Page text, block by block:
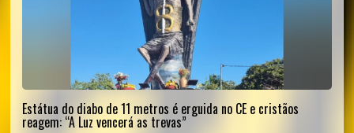
Estátua do diabo de 11 metros é erguida no CE e cristãos
reagem: “A Luz vencerá as trevas”